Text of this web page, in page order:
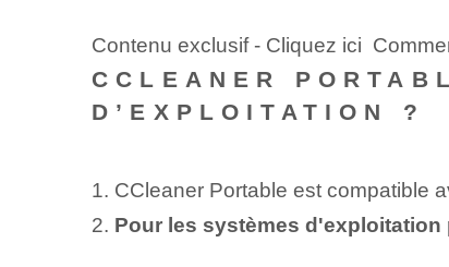
Contenu exclusif - Cliquez ici
CCLEANER
D’EXPLOITATION ?
1. CCleaner Portable est compatible
2. Pour les systèmes